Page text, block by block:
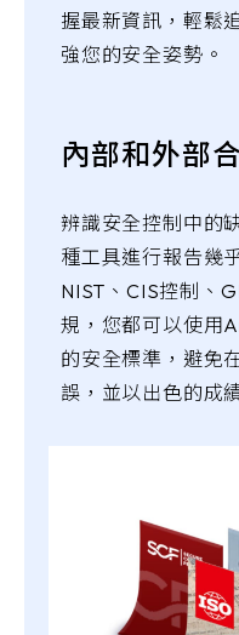
握最新資訊，輕鬆
強您的安全姿勢。
內部和外部
辨識安全控制中的
種工具進行報告幾
NIST、CIS控制、
規，您都可以使用
的安全標準，避免
誤，並以出色的成